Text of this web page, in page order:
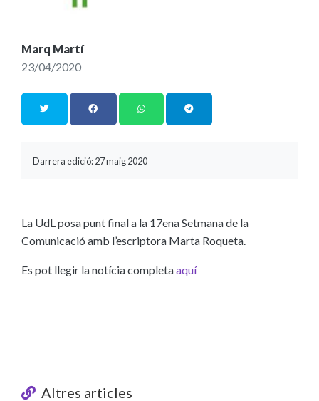
Marq Martí
23/04/2020
Darrera edició: 27 maig 2020
La UdL posa punt final a la 17ena Setmana de la
Comunicació amb l’escriptora Marta Roqueta.
Es pot llegir la notícia completaaquí
Altres articles